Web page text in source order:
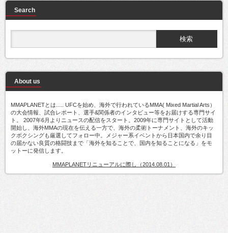
Search
About us
MMAPLANETとは..... UFCを始め、海外で行われているMMA( Mixed Martial Arts）
の大会情報、試合レポート、選手&関係者のインタビュー等をお届けする専門サイ
ト。 2007年6月よりニュースの配信をスタート。2009年に専門サイトとして活動
開始し、海外MMAの現在を伝える一方で、海外の柔術トーナメント、海外のキッ
クボクシングも厳選してフォロー中。メジャー系イベントから日本国内で余り目
の届かない良質の格闘技まで「海外を知ることで、国内を知ることになる」をモ
ットーに発信します。
MMAPLANETリニューアルに際し（2014.08.01）